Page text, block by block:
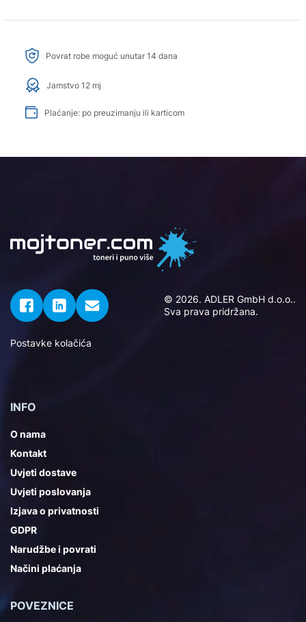
Povrat robe moguć unutar 14 dana
Jamstvo 12 mj
Plaćanje: po preuzimanju ili karticom
© 2026. ADLER GmbH d.o.o..
Sva prava pridržana.
Postavke kolačića
INFO
O nama
Kontakt
Uvjeti dostave
Uvjeti poslovanja
Izjava o privatnosti
GDPR
Narudžbe i povrati
Načini plaćanja
POVEZNICE